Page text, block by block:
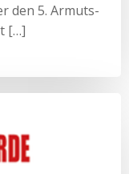
den 5. Armuts-
[…]